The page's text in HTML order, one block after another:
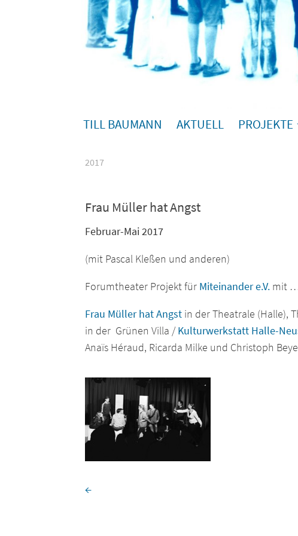
TILL BAUMANN AKTUELL PROJEKTE
2017
Frau Müller hat Angst
Februar-Mai 2017
(mit Pascal Kleßen und anderen)
Forumtheater Projekt für Miteinander e.V. mit
Frau Müller hat Angst in der Theatrale (Halle),
in der Grünen Villa /Kulturwerkstatt Halle-
Anaïs Héraud, Ricarda Milke und Christoph
←